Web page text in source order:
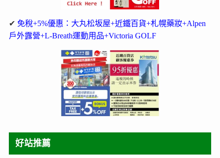
✔ 免稅+5%優惠：大丸松坂屋+近鐵百貨+札幌藥妝+Alpen
戶外露營+L-Breath運動用品+Victoria GOLF
好站推薦